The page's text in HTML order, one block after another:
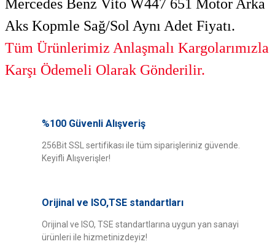
Mercedes Benz Vito W447 651 Motor Arka
Aks Kopmle Sağ/Sol Aynı Adet Fiyatı.
Tüm Ürünlerimiz Anlaşmalı Kargolarımızla
Karşı Ödemeli Olarak Gönderilir.
Bu ürüne ilk yorumu siz yapın!
yetersiz gördüğünüz noktaları öneri formunu kullanarak tarafımıza
iletebilirsiniz.
Görüş ve önerileriniz için teşekkür ederiz.
Ürün bilgilerinde hatalar bulunuyor.
Ürün fiyatı diğer sitelerden daha pahalı.
Bu ürüne benzer farklı alternatifler olmalı.
%100 Güvenli Alışveriş
256Bit SSL sertifikası ile tüm siparişleriniz güvende.
Keyifli Alışverişler!
Orijinal ve ISO,TSE standartları
Orijinal ve ISO, TSE standartlarına uygun yan sanayi
ürünleri ile hizmetinizdeyiz!